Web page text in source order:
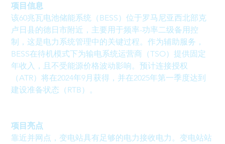
项目信息
该60兆瓦电池储能系统（BESS）位于罗马尼亚西北部克
卢日县的德日市附近，主要用于频率-功率二级备用控
制，这是电力系统管理中的关键过程。作为辅助服务，
BESS在待机模式下为输电系统运营商（TSO）提供固定
年收入，且不受能源价格波动影响。预计连接授权
（ATR）将在2024年9月获得，并在2025年第一季度达到
建设准备状态（RTB）。
项目亮点
靠近并网点，变电站具有足够的电力接收电力。变电站站